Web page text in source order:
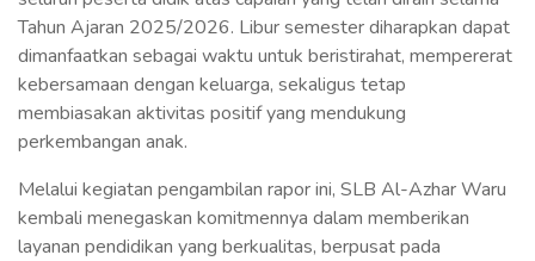
Tahun Ajaran 2025/2026. Libur semester diharapkan dapat
dimanfaatkan sebagai waktu untuk beristirahat, mempererat
kebersamaan dengan keluarga, sekaligus tetap
membiasakan aktivitas positif yang mendukung
perkembangan anak.
Melalui kegiatan pengambilan rapor ini, SLB Al-Azhar Waru
kembali menegaskan komitmennya dalam memberikan
layanan pendidikan yang berkualitas, berpusat pada